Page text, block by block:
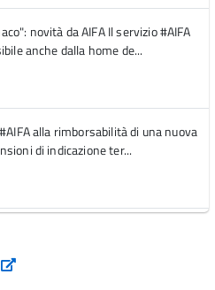
novità da AIFA Il servizio #AIFA
anche dalla home de...
alla rimborsabilità di una nuova
di indicazione ter...
Instagram